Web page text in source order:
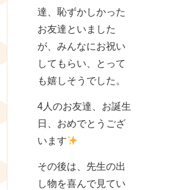
達、恥ずかしかった
お友達といました
が、みんなにお祝い
してもらい、とって
も嬉しそうでした。
4人のお友達、お誕生
日、おめでとうござ
います
その後は、先生の出
し物を喜んで見てい